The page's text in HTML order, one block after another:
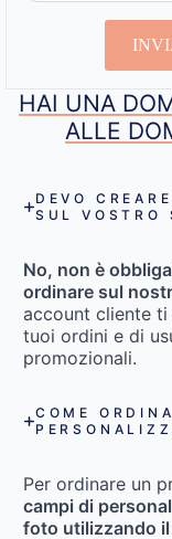
HAI UNA
ALLE
DEVO
SUL VOSTRO
No, non è
ordinare sul
account cliente
tuoi ordini e di
promozionali.
COME
Per ordinare un
campi di
foto utilizzando